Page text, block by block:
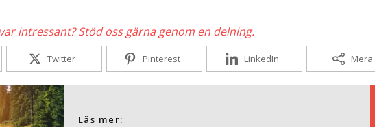
intressant? Stöd oss gärna genom en delning.
Twitter Pinterest LinkedIn Mera
Läs mer: